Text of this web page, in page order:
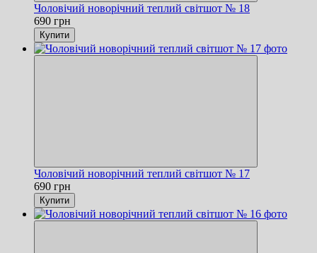
Чоловічий новорічний теплий світшот № 18
690 грн
Купити
Чоловічий новорічний теплий світшот № 17
690 грн
Купити